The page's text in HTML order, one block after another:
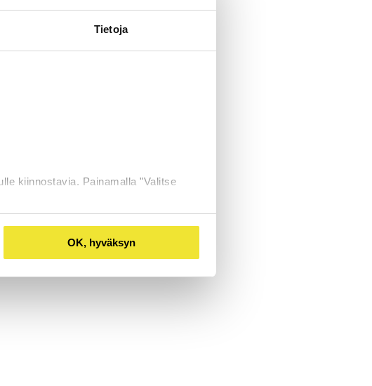
Tietoja
kiinnostavia. Painamalla "Valitse
OK, hyväksyn